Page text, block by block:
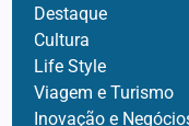
Destaque
Cultura
Life Style
Viagem e Turismo
Inovação e